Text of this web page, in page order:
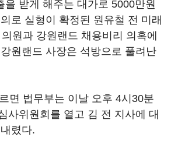
을 받게 해주는 대가로 5000만원
로 실형이 확정된 원유철 전 미래
원과 강원랜드 채용비리 의혹에
원랜드 사장은 석방으로 풀려난
면 법무부는 이날 오후 4시30분
사위원회를 열고 김 전 지사에 대
렸다.